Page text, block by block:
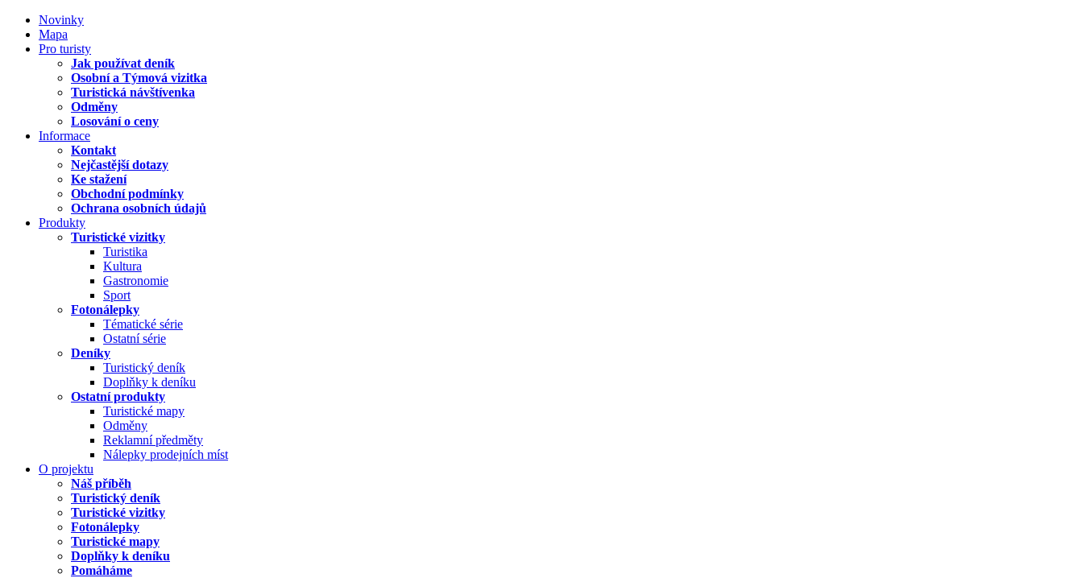
Novinky
Mapa
Pro turisty
Jak používat deník
Osobní a Týmová vizitka
Turistická návštívenka
Odměny
Losování o ceny
Informace
Kontakt
Nejčastější dotazy
Ke stažení
Obchodní podmínky
Ochrana osobních údajů
Produkty
Turistické vizitky
Turistika
Kultura
Gastronomie
Sport
Fotonálepky
Tématické série
Ostatní série
Deníky
Turistický deník
Doplňky k deníku
Ostatní produkty
Turistické mapy
Odměny
Reklamní předměty
Nálepky prodejních míst
O projektu
Náš příběh
Turistický deník
Turistické vizitky
Fotonálepky
Turistické mapy
Doplňky k deníku
Pomáháme